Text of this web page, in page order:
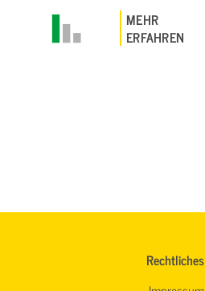
MEHR
ERFAHREN
Rechtliches